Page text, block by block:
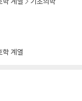
on Laser Induce
and Wearable Se
학 계열